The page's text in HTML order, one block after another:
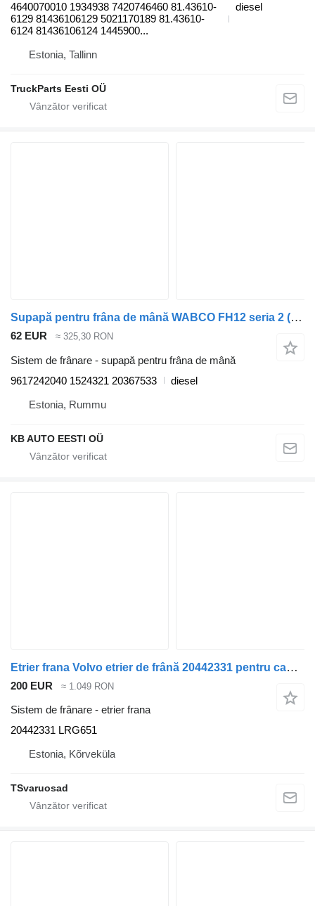
4640070010 1934938 7420746460 81.43610-
6129 81436106129 5021170189 81.43610-
6124 81436106124 1445900...
diesel
Estonia, Tallinn
TruckParts Eesti OÜ
Supapă pentru frâna de mână WABCO FH12 seria 2 (01.02-) 9617242040 pentru cap tractor Volvo FH12, FH16, NH12, FH, VNL780 (1993-2014)
62 EUR ≈ 325,30 RON
Sistem de frânare - supapă pentru frâna de mână
9617242040 1524321 20367533
diesel
Estonia, Rummu
KB AUTO EESTI OÜ
Etrier frana Volvo etrier de frână 20442331 pentru cap tractor Volvo FH12
200 EUR ≈ 1.049 RON
Sistem de frânare - etrier frana
20442331 LRG651
Estonia, Kõrveküla
TSvaruosad